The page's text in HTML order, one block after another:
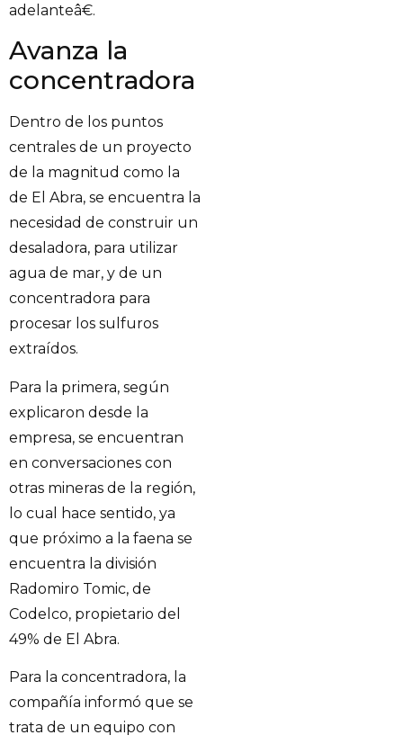
adelanteâ€.
Avanza la
concentradora
Dentro de los puntos
centrales de un proyecto
de la magnitud como la
de El Abra, se encuentra la
necesidad de construir un
desaladora, para utilizar
agua de mar, y de un
concentradora para
procesar los sulfuros
extraídos.
Para la primera, según
explicaron desde la
empresa, se encuentran
en conversaciones con
otras mineras de la región,
lo cual hace sentido, ya
que próximo a la faena se
encuentra la división
Radomiro Tomic, de
Codelco, propietario del
49% de El Abra.
Para la concentradora, la
compañía informó que se
trata de un equipo con